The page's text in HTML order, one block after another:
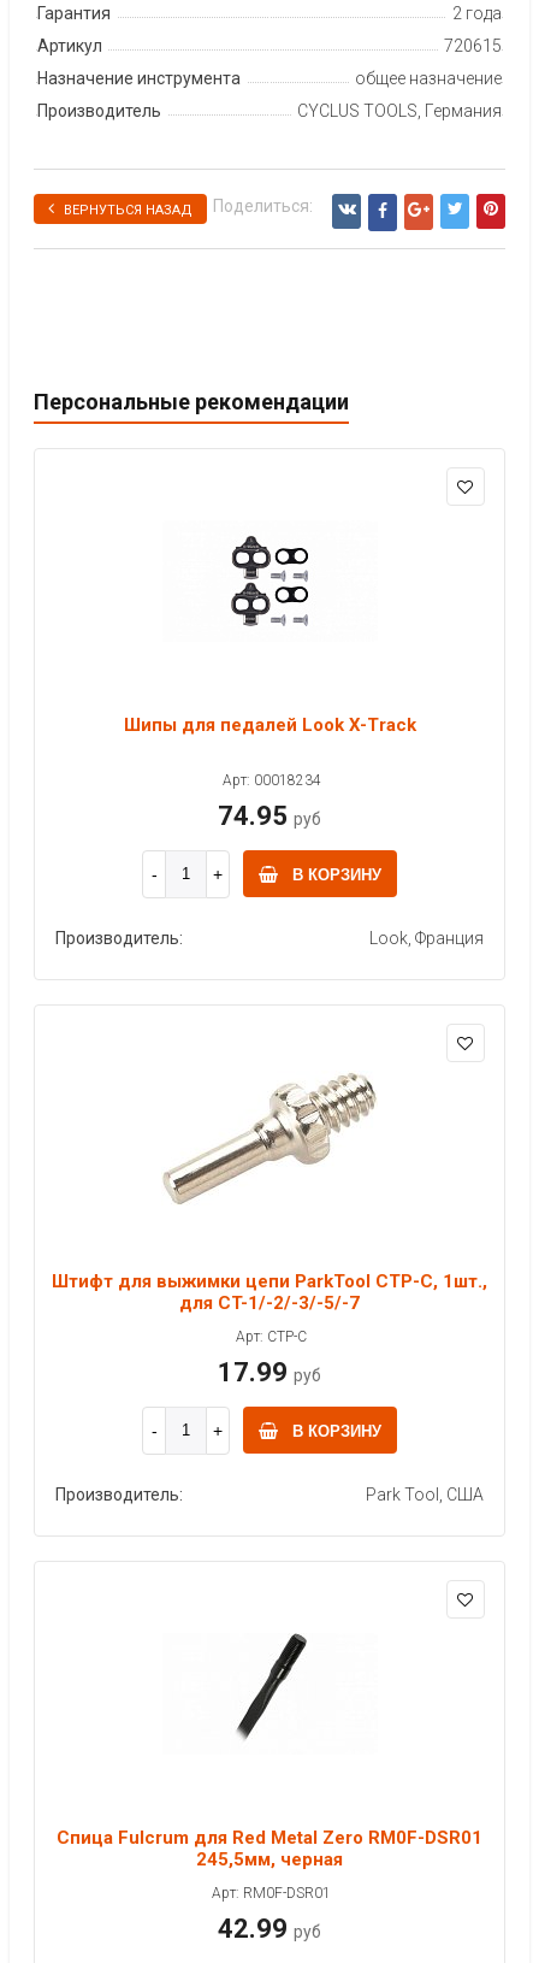
Гарантия
2 года
Артикул
720615
Назначение инструмента
общее назначение
Производитель
CYCLUS TOOLS, Германия
ВЕРНУТЬСЯ НАЗАД Поделиться:
Персональные рекомендации
Шипы для педалей Look X-Track
Арт: 00018234
74.95 руб
В КОРЗИНУ
Производитель: Look, Франция
Штифт для выжимки цепи ParkTool CTP-C, 1шт.,
для CT-1/-2/-3/-5/-7
Арт: CTP-C
17.99 руб
В КОРЗИНУ
Производитель: Park Tool, США
Спица Fulcrum для Red Metal Zero RM0F-DSR01
245,5мм, черная
Арт: RM0F-DSR01
42.99 руб